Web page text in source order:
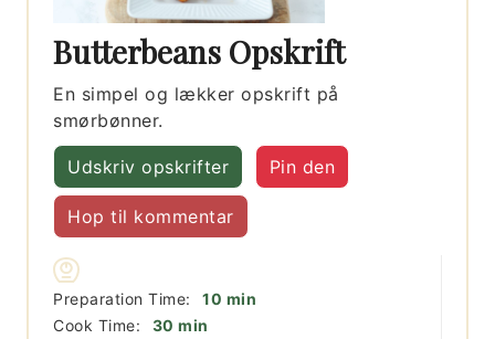
Butterbeans Opskrift
En simpel og lækker opskrift på
smørbønner.
Udskriv opskrifter Pin den
Hop til kommentar
Preparation Time: 10 minutter
min
Cook Time:
30 minutter
min